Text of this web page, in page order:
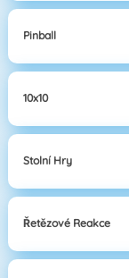
Pinball
10x10
Stolní Hry
Řetězové Reakce